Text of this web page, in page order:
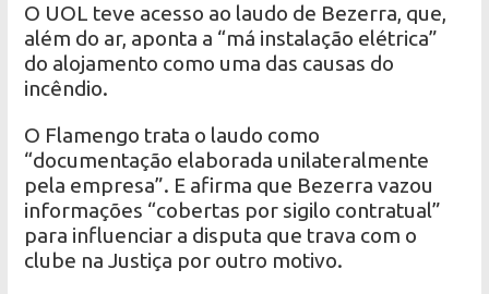
O UOL teve acesso ao laudo de Bezerra, que,
além do ar, aponta a “má instalação elétrica”
do alojamento como uma das causas do
incêndio.
O Flamengo trata o laudo como
“documentação elaborada unilateralmente
pela empresa”. E afirma que Bezerra vazou
informações “cobertas por sigilo contratual”
para influenciar a disputa que trava com o
clube na Justiça por outro motivo.